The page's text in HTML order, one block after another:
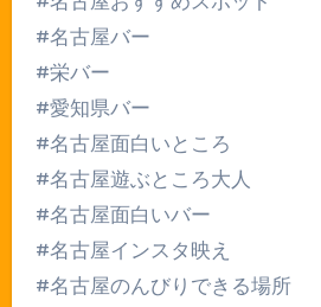
#名古屋バー
#栄バー
#愛知県バー
#名古屋面白いところ
#名古屋遊ぶところ大人
#名古屋面白いバー
#名古屋インスタ映え
#名古屋のんびりできる場所